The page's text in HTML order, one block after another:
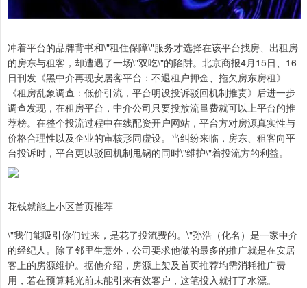
冲着平台的品牌背书和\"租住保障\"服务才选择在该平台找房、出租房
的房东与租客，却遭遇了一场\"双吃\"的陷阱。北京商报4月15日、16
日刊发《黑中介再现安居客平台：不退租户押金、拖欠房东房租》
《租房乱象调查：低价引流，平台明设投诉驳回机制推责》后进一步
调查发现，在租房平台，中介公司只要投放流量费就可以上平台的推
荐榜。在整个投流过程中在线配资开户网站，平台方对房源真实性与
价格合理性以及企业的审核形同虚设。当纠纷来临，房东、租客向平
台投诉时，平台更以驳回机制甩锅的同时\"维护\"着投流方的利益。
花钱就能上小区首页推荐
\"我们能吸引你们过来，是花了投流费的。\"孙浩（化名）是一家中介
的经纪人。除了邻里生意外，公司要求他做的最多的推广就是在安居
客上的房源维护。据他介绍，房源上架及首页推荐均需消耗推广费
用，若在预算耗光前未能引来有效客户，这笔投入就打了水漂。